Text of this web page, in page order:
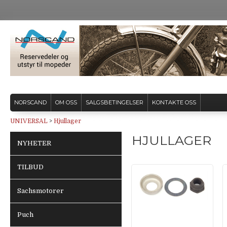
NORSCAND OM OSS SALGSBETINGELSER KONTAKTE OSS
UNIVERSAL > Hjullager
NYHETER
TILBUD
Sachsmotorer
Puch
HJULLAGER